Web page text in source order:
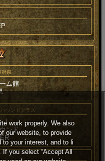
府県
ム館
ウンドクラス
！
ンド
work properly. We also
our website, to provide
to your interest, and to li
If you select “Accept All